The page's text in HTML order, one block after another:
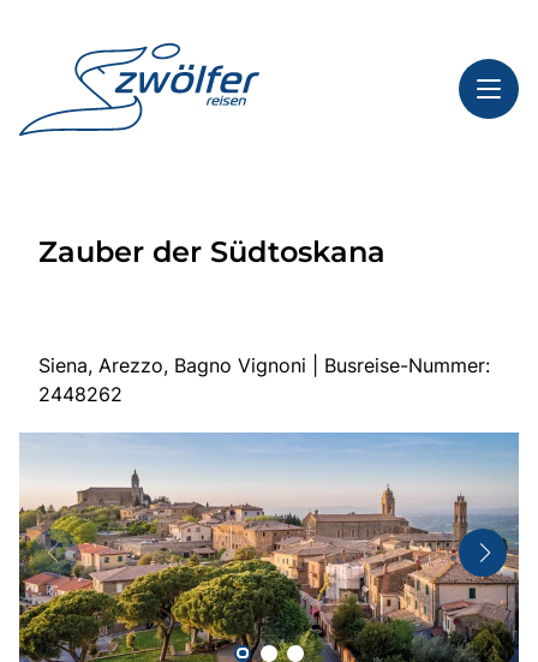
Highlights
Busreisen
Bus mieten
Taxi
Reisebüro
Danube Service
Zauber der Südtoskana
Siena, Arezzo, Bagno Vignoni | Busreise-Nummer:
2448262